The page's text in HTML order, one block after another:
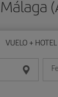
VUELO + HOTEL